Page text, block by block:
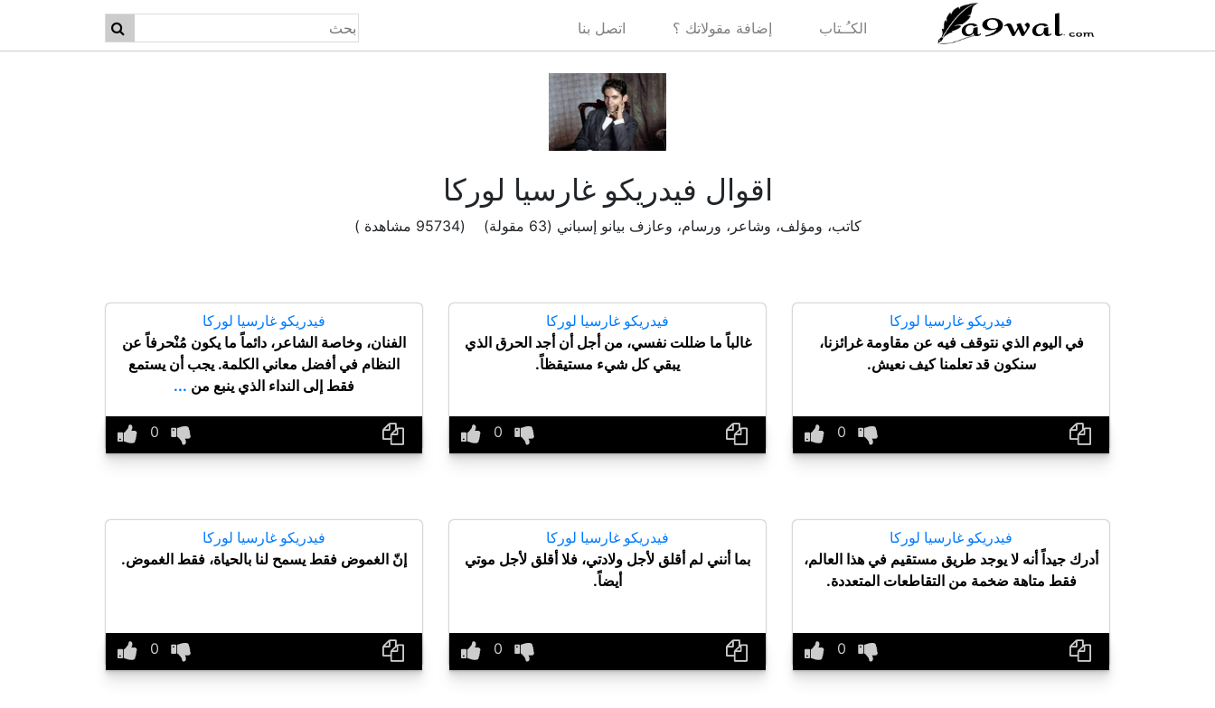
الكـُـتاب إضافة مقولاتك ؟ اتصل بنا
اقوال فيدريكو غارسيا لوركا
كاتب، ومؤلف، وشاعر، ورسام، وعازف بيانو إسباني (63 مقولة) (95734 مشاهدة )
فيدريكو غارسيا لوركا
في اليوم الذي نتوقف فيه عن مقاومة غرائزنا،
سنكون قد تعلمنا كيف نعيش.
فيدريكو غارسيا لوركا
غالباً ما ضللت نفسي، من أجل أن أجد الحرق الذي
يبقي كل شيء مستيقظاً.
فيدريكو غارسيا لوركا
الفنان، وخاصة الشاعر، دائماً ما يكون مُنْحرفاً عن
النظام في أفضل معاني الكلمة. يجب أن يستمع
فقط إلى النداء الذي ينبع من ...
فيدريكو غارسيا لوركا
أدرك جيداً أنه لا يوجد طريق مستقيم في هذا العالم،
فقط متاهة ضخمة من التقاطعات المتعددة.
فيدريكو غارسيا لوركا
بما أنني لم أقلق لأجل ولادتي، فلا أقلق لأجل موتي
أيضاً.
فيدريكو غارسيا لوركا
إنّ الغموض فقط يسمح لنا بالحياة، فقط الغموض.